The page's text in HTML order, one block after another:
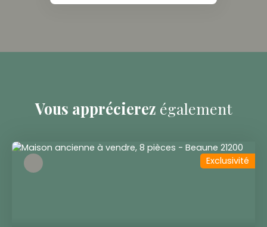
Vous apprécierez également
Exclusivité